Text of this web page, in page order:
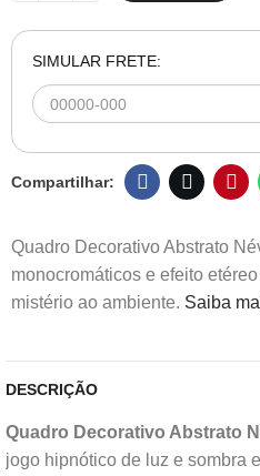
SIMULAR FRETE:
Quadro Decorativo Abstrato
monocromáticos e efeito
mistério ao ambiente. Saiba
DESCRIÇÃO
Quadro Decorativo Abstrato
jogo hipnótico de luz e sombra